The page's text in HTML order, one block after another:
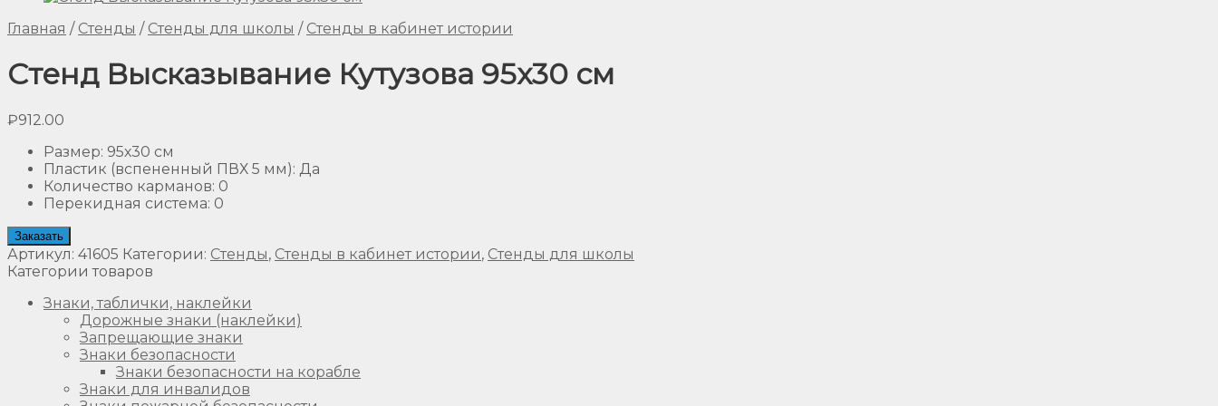
Главная / Стенды / Стенды для школы / Стенды в кабинет истории
Стенд Высказывание Кутузова 95х30 см
₽912.00
Размер: 95х30 см
Пластик (вспененный ПВХ 5 мм): Да
Количество карманов: 0
Перекидная система: 0
Заказать
Артикул: 41605 Категории: Стенды, Стенды в кабинет истории, Стенды для школы
Категории товаров
Знаки, таблички, наклейки
Дорожные знаки (наклейки)
Запрещающие знаки
Знаки безопасности
Знаки безопасности на корабле
Знаки для инвалидов